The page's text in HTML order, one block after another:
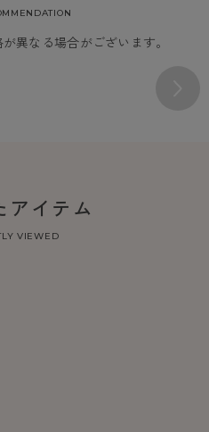
異なる場合がございます。
アイテム
VIEWED